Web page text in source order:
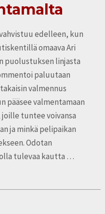
edelleen, kun
omaava Ari
puolustuksen linjasta
paluutaan
valmennus
pääsee valmentamaan
tuntee voivansa
ja minkä pelipaikan
Odotan
tulevaa kautta …